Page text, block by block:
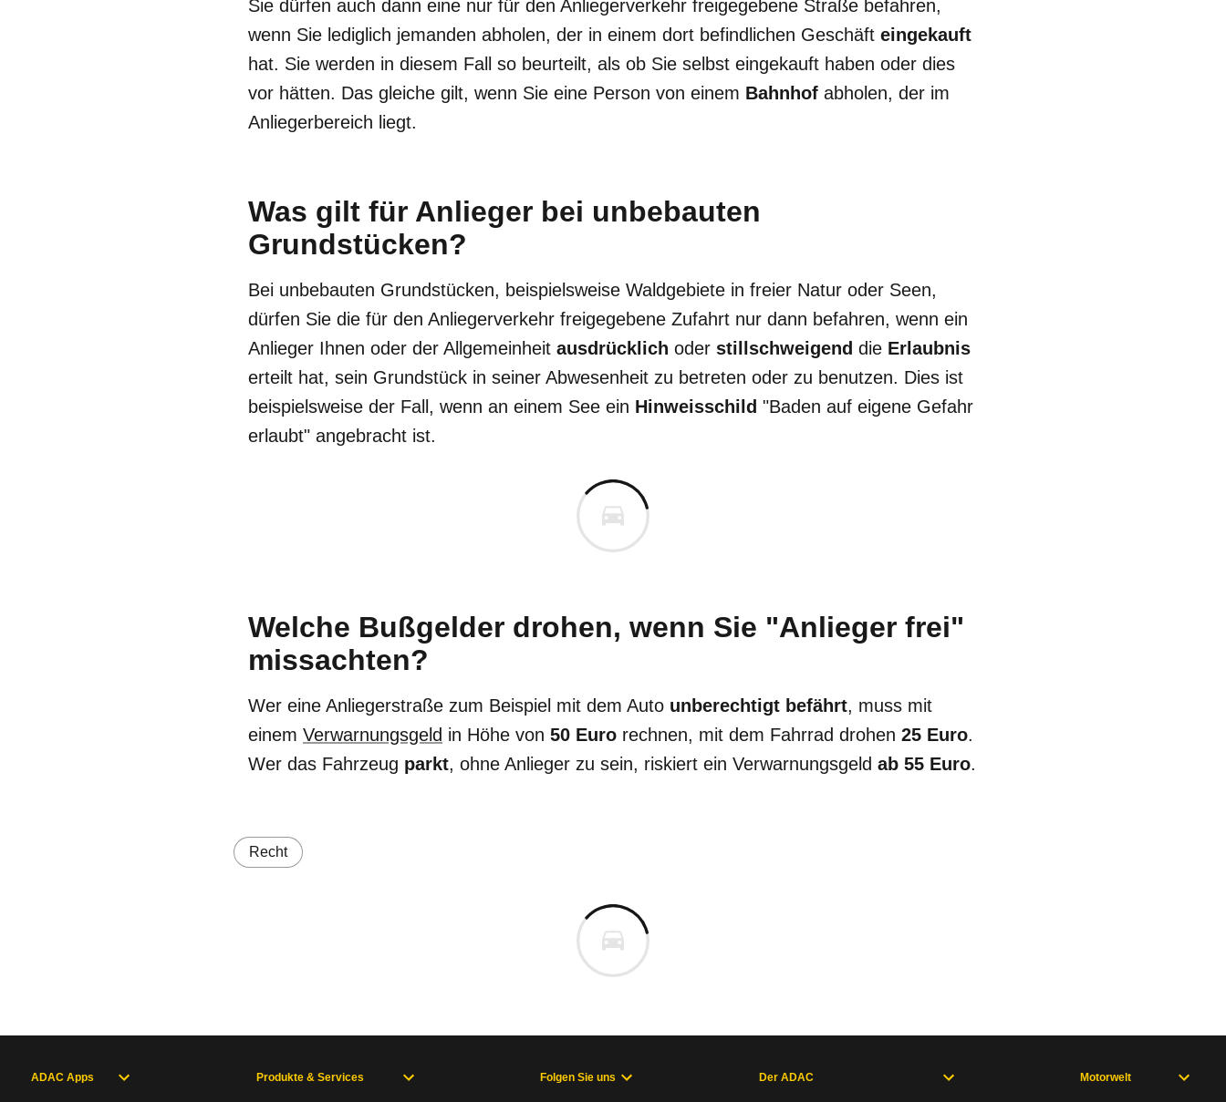
Sie dürfen auch dann eine nur für den Anliegerverkehr freigegebene Straße befahren,
wenn Sie lediglich jemanden abholen, der in einem dort befindlichen Geschäft eingekauft
hat. Sie werden in diesem Fall so beurteilt, als ob Sie selbst eingekauft haben oder dies
vor hätten. Das gleiche gilt, wenn Sie eine Person von einem Bahnhof abholen, der im
Anliegerbereich liegt.
Was gilt für Anlieger bei unbebauten
Grundstücken?
Bei unbebauten Grundstücken, beispielsweise Waldgebiete in freier Natur oder Seen,
dürfen Sie die für den Anliegerverkehr freigegebene Zufahrt nur dann befahren, wenn ein
Anlieger Ihnen oder der Allgemeinheit ausdrücklich oder stillschweigend die Erlaubnis
erteilt hat, sein Grundstück in seiner Abwesenheit zu betreten oder zu benutzen. Dies ist
beispielsweise der Fall, wenn an einem See ein Hinweisschild "Baden auf eigene Gefahr
erlaubt" angebracht ist.
Welche Bußgelder drohen, wenn Sie "Anlieger frei"
missachten?
Wer eine Anliegerstraße zum Beispiel mit dem Auto unberechtigt befährt, muss mit
einem Verwarnungsgeld in Höhe von 50 Euro rechnen, mit dem Fahrrad drohen 25 Euro.
Wer das Fahrzeug parkt, ohne Anlieger zu sein, riskiert ein Verwarnungsgeld ab 55 Euro.
Recht
ADAC Apps Produkte & Services Folgen Sie uns Der ADAC Motorwelt